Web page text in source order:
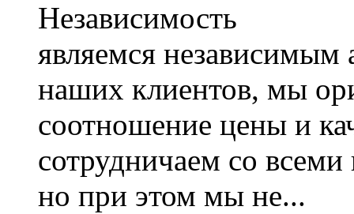
Независимость
являемся независимым
наших клиентов, мы
соотношение цены и
сотрудничаем со
но при этом мы не...